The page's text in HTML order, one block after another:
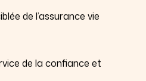
de l’assurance vie
de la confiance et